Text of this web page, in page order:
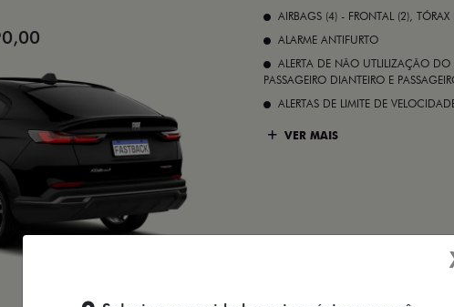
AIRBAGS (4) - FRONTAL (2),
ALARME ANTIFURTO
ALERTA DE NÃO UTLILIZAÇÃO
PASSAGEIRO DIANTEIRO E
ALERTAS DE LIMITE DE
VER MAIS